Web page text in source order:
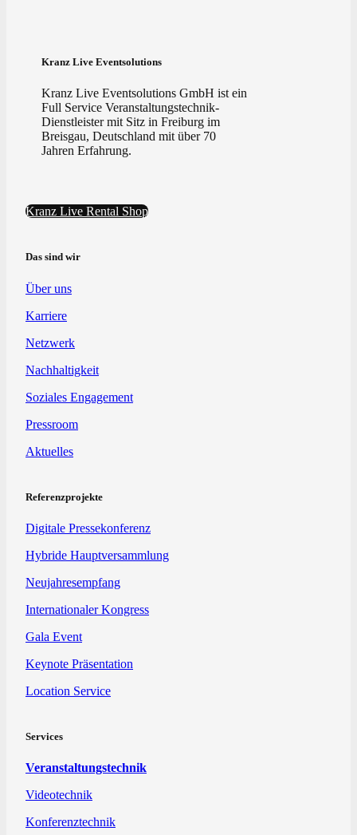
Kranz Live Eventsolutions
Kranz Live Eventsolutions GmbH ist ein
Full Service Veranstaltungstechnik-
Dienstleister mit Sitz in Freiburg im
Breisgau, Deutschland mit über 70
Jahren Erfahrung.
Kranz Live Rental Shop
Das sind wir
Über uns
Karriere
Netzwerk
Nachhaltigkeit
Soziales Engagement
Pressroom
Aktuelles
Referenzprojekte
Digitale Pressekonferenz
Hybride Hauptversammlung
Neujahresempfang
Internationaler Kongress
Gala Event
Keynote Präsentation
Location Service
Services
Veranstaltungstechnik
Videotechnik
Konferenztechnik